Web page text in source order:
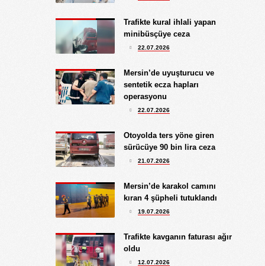
3.08.2026
DAHA NE OLMASINI
BEKLİYORSUNUZ?
5.09.2025
UNUTUŞUN MERHAMETSİZLİĞİ
Hediye Eroğlu
İŞGALCİ GÖRÜNÜMLÜ HALK!
Koray Ünlü
10.09.2024
Trafikte kural ihlali yapan
minibüsçüye ceza
22.07.2026
Mersin’de uyuşturucu ve
sentetik ecza hapları
operasyonu
22.07.2026
Otoyolda ters yöne giren
sürücüye 90 bin lira ceza
21.07.2026
Mersin’de karakol camını
kıran 4 şüpheli tutuklandı
19.07.2026
Trafikte kavganın faturası ağır
oldu
12.07.2026